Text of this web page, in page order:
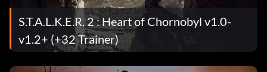
S.T.A.L.K.E.R. 2 : Heart of Chornobyl v1.0-
v1.2+ (+32 Trainer)